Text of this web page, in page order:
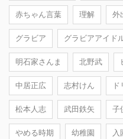
赤ちゃん言葉 理解 外
グラビア グラビアアイド
明石家さんま 北野武
中居正広 志村けん
松本人志 武田鉄矢 子
やめる時期 幼稚園 入